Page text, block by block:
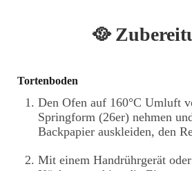
🥘
Tortenboden
Den Ofen auf 160°C Umluft
Springform (26er) nehmen
Backpapier auskleiden, den
Mit einem Handrührgerät